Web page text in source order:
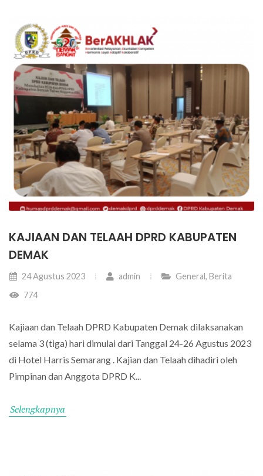
KAJIAAN DAN TELAAH DPRD KABUPATEN
DEMAK
24 Agustus 2023 admin General, Berita
774
Kajiaan dan Telaah DPRD Kabupaten Demak dilaksanakan
selama 3 (tiga) hari dimulai dari Tanggal 24-26 Agustus 2023
di Hotel Harris Semarang . Kajian dan Telaah dihadiri oleh
Pimpinan dan Anggota DPRD K...
Selengkapnya